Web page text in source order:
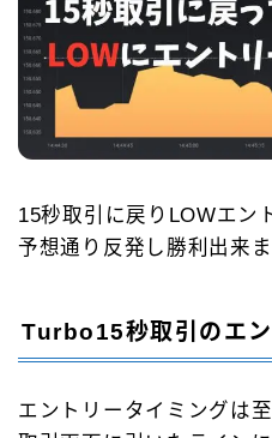
15秒取引に戻りLOWエン
予想通り反発し勝利出来ま
Turbo15秒取引のエ
エントリータイミングは